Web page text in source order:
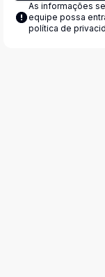
As informações
equipe possa
política de